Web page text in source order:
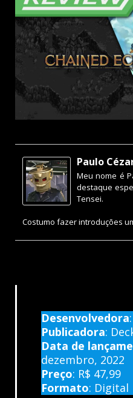
Paulo
Meu nome é
destaque
Tensei.
Costumo fazer introduções
Desenvolvedora
Publicadora:
Data de
dezembro, 2022
Preço: R$ 47,99
Formato: Digital